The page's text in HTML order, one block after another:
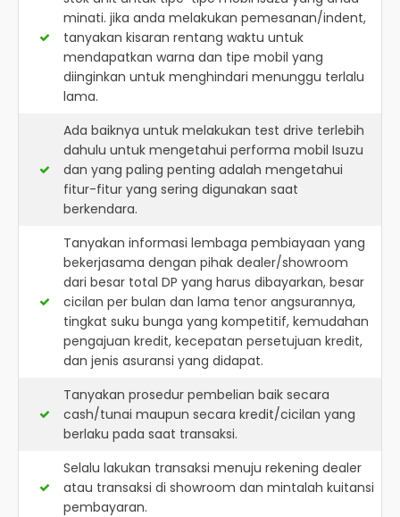
minati. jika anda melakukan pemesanan/indent,
tanyakan kisaran rentang waktu untuk
mendapatkan warna dan tipe mobil yang
diinginkan untuk menghindari menunggu terlalu
lama.
Ada baiknya untuk melakukan test drive terlebih
dahulu untuk mengetahui performa mobil Isuzu
dan yang paling penting adalah mengetahui
fitur-fitur yang sering digunakan saat
berkendara.
Tanyakan informasi lembaga pembiayaan yang
bekerjasama dengan pihak dealer/showroom
dari besar total DP yang harus dibayarkan, besar
cicilan per bulan dan lama tenor angsurannya,
tingkat suku bunga yang kompetitif, kemudahan
pengajuan kredit, kecepatan persetujuan kredit,
dan jenis asuransi yang didapat.
Tanyakan prosedur pembelian baik secara
cash/tunai maupun secara kredit/cicilan yang
berlaku pada saat transaksi.
Selalu lakukan transaksi menuju rekening dealer
atau transaksi di showroom dan mintalah kuitansi
pembayaran.